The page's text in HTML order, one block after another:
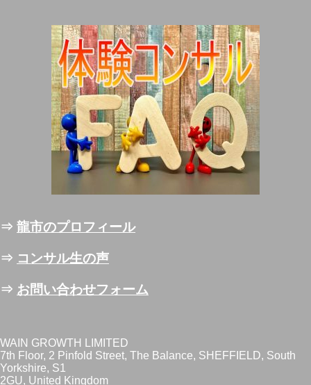
⇒ 龍市のプロフィール
⇒ コンサル生の声
⇒ お問い合わせフォーム
WAIN GROWTH LIMITED
7th Floor, 2 Pinfold Street, The Balance, SHEFFIELD, South
Yorkshire, S1
2GU, United Kingdom